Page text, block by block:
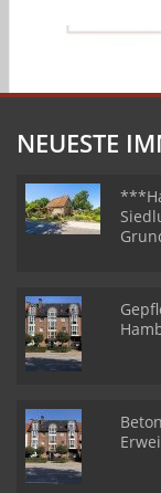
NEUESTE